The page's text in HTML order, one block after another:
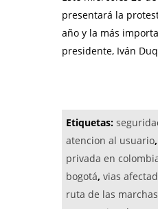
presentará la
año y la más
presidente, Iván
Etiquetas:
atencion al usuario,
privada en
bogotá, vias
ruta de las